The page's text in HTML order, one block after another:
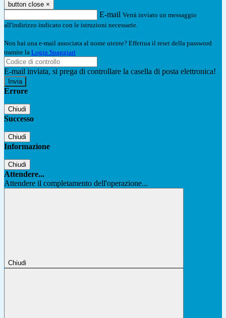
button close ×
E-mail Verrà inviato un messaggio
all'indirizzo indicato con le istruzioni necessarie.
Non hai una e-mail associata al nome utente? Effettua il reset della password
tramite la Login Spaggiari
E-mail inviata, si prega di controllare la casella di posta elettronica!
Errore
Chiudi
Successo
Chiudi
Informazione
Chiudi
Attendere...
Attendere il completamento dell'operazione...
Chiudi